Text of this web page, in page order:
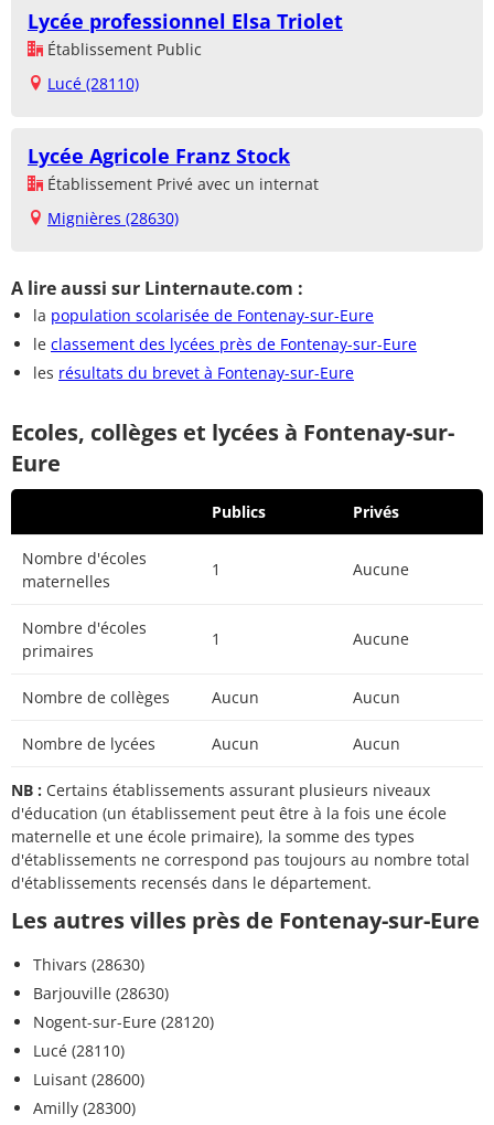
Lycée professionnel Elsa Triolet
Établissement Public
Lucé (28110)
Lycée Agricole Franz Stock
Établissement Privé avec un internat
Mignières (28630)
A lire aussi sur Linternaute.com :
la population scolarisée de Fontenay-sur-Eure
le classement des lycées près de Fontenay-sur-Eure
les résultats du brevet à Fontenay-sur-Eure
Ecoles, collèges et lycées à Fontenay-sur-
Eure
Publics Privés
Nombre d'écoles
maternelles
1 Aucune
Nombre d'écoles
primaires
1 Aucune
Nombre de collèges Aucun Aucun
Nombre de lycées Aucun Aucun
NB : Certains établissements assurant plusieurs niveaux
d'éducation (un établissement peut être à la fois une école
maternelle et une école primaire), la somme des types
d'établissements ne correspond pas toujours au nombre total
d'établissements recensés dans le département.
Les autres villes près de Fontenay-sur-Eure
Thivars (28630)
Barjouville (28630)
Nogent-sur-Eure (28120)
Lucé (28110)
Luisant (28600)
Amilly (28300)